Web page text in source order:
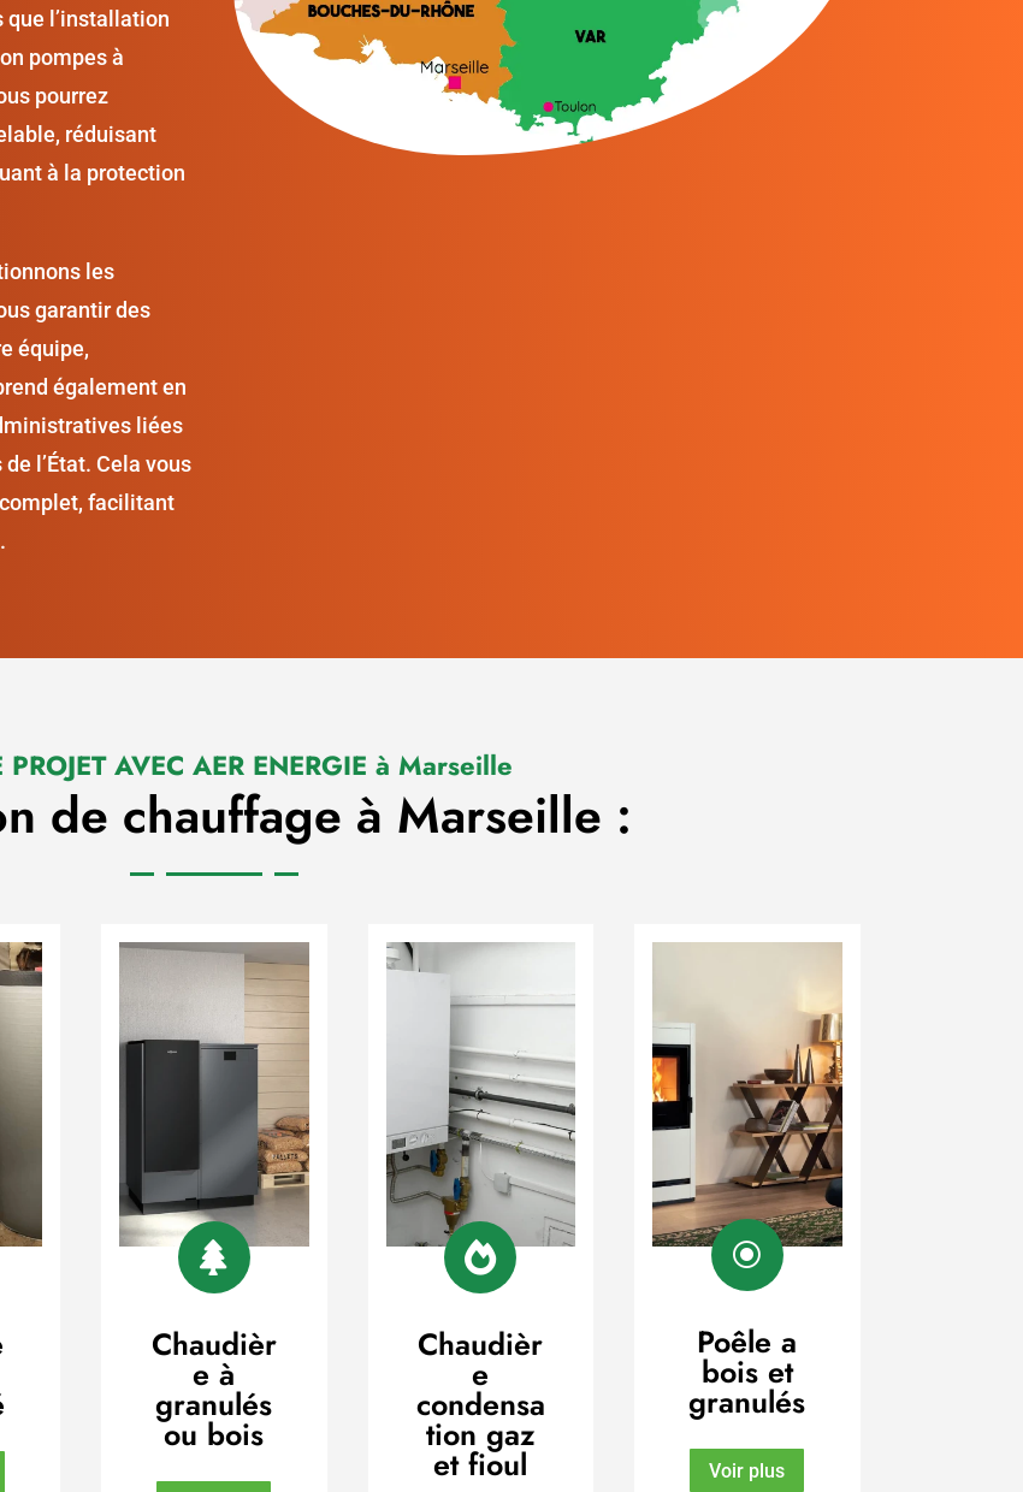
l’installation
pompes à
pourrez
réduisant
à la protection
les
garantir des
équipe,
également en
liées
l’État. Cela vous
facilitant
PROJET AVEC AER ENERGIE à Marseille
de chauffage à Marseille :

Chaudièr
e à
granulés
ou bois

Chaudièr
e
condensa
tion gaz
et fioul
\
Poêle a
bois et
granulés
Voir plus